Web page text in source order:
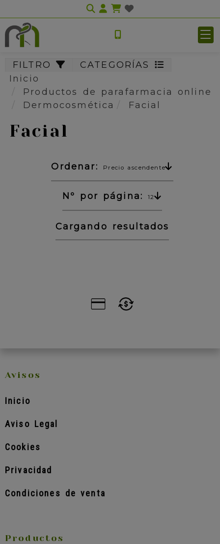
Identifícate
FILTRO
CATEGORÍAS
Inicio
Productos de parafarmacia online
Dermocosmética
Facial
Facial
Ordenar: Precio ascendente
Nº por página: 12
Cargando resultados
Avisos
Inicio
Aviso Legal
Cookies
Privacidad
Condiciones de venta
Productos